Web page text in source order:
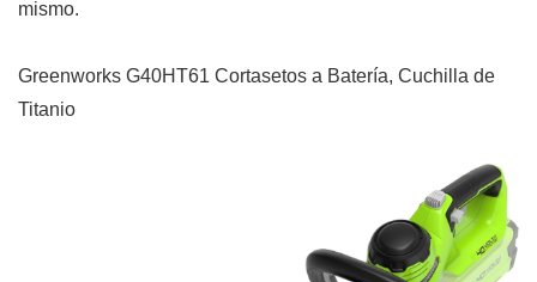
mismo.
Greenworks G40HT61 Cortasetos a Batería, Cuchilla de
Titanio